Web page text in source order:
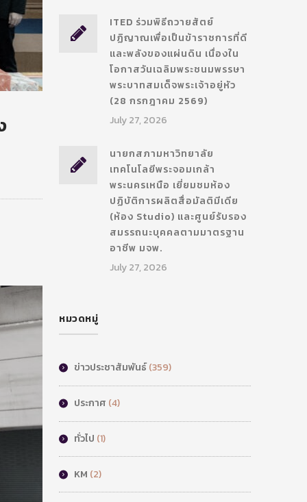
ITED ร่วมพิธีถวายสัตย์
ปฏิญาณเพื่อเป็นข้าราชการที่ดี
และพลังของแผ่นดิน เนื่องใน
โอกาสวันเฉลิมพระชนมพรรษา
พระบาทสมเด็จพระเจ้าอยู่หัว
(28 กรกฎาคม 2569)
July 27, 2026
นายกสภามหาวิทยาลัย
เทคโนโลยีพระจอมเกล้า
พระนครเหนือ เยี่ยมชมห้อง
ปฏิบัติการผลิตสื่อมัลติมีเดีย
(ห้อง Studio) และศูนย์รับรอง
สมรรถนะบุคคลตามมาตรฐาน
อาชีพ มจพ.
July 27, 2026
หมวดหมู่
ข่าวประชาสัมพันธ์(359)
ประกาศ (4)
ทั่วไป (1)
KM (2)